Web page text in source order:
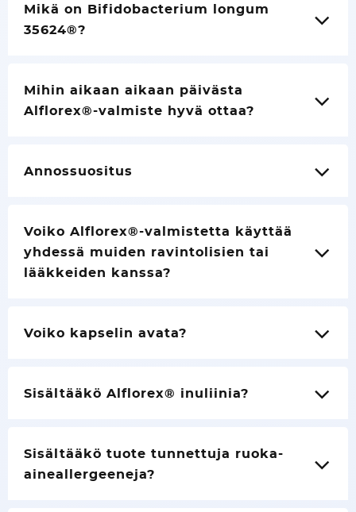
Mikä on Bifidobacterium longum
35624®?
Mihin aikaan aikaan päivästa
Alflorex®-valmiste hyvä ottaa?
Annossuositus
Voiko Alflorex®-valmistetta käyttää
yhdessä muiden ravintolisien tai
lääkkeiden kanssa?
Voiko kapselin avata?
Sisältääkö Alflorex® inuliinia?
Sisältääkö tuote tunnettuja ruoka-
aineallergeeneja?